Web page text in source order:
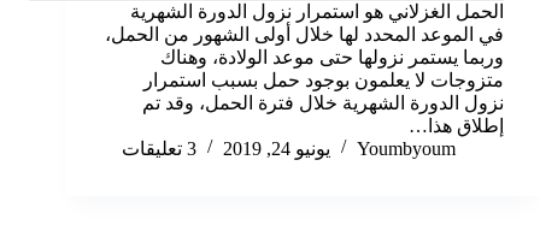
الحمل الغزلاني هو استمرار نزول الدورة الشهرية
في الموعد المحدد لها خلال أولى الشهور من الحمل،
وربما يستمر نزولها حتى موعد الولادة، وهناك
متزوجات لا يعلمون بوجود حمل بسبب استمرار
نزول الدورة الشهرية خلال فترة الحمل، وقد تم
إطلاق هذا…
Youmbyoum
يونيو 24, 2019 3 تعليقات